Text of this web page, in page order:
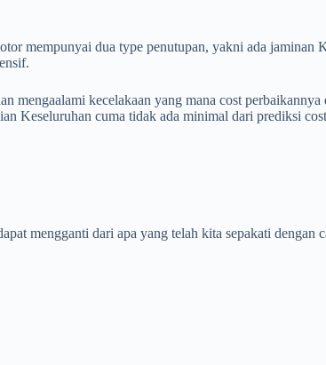
mempunyai dua type penutupan, yakni ada jaminan
mengaalami kecelakaan yang mana cost
Keseluruhan cuma tidak ada minimal dari prediksi
mengganti dari apa yang telah kita sepakati dengan